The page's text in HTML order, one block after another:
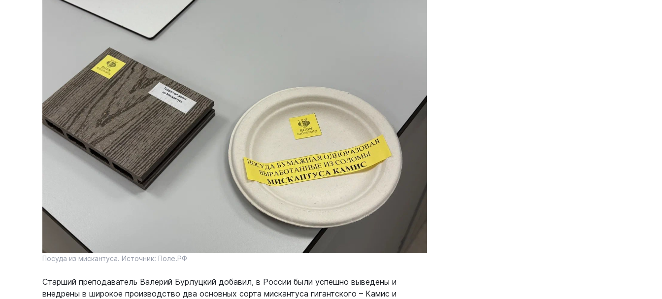
Посуда из мискантуса. Источник: Поле.РФ
Старший преподаватель Валерий Бурлуцкий добавил, в России были успешно выведены и
внедрены в широкое производство два основных сорта мискантуса гигантского – Камис и